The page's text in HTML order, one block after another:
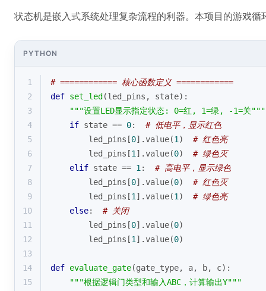
状态机是嵌入式系统处理复杂流程的利器。本项目的游戏
PYTHON
1
# ============ 核心函数定义 ============
2
def set_led (led_pins, state):
3
"""设置LED显示指定状态: 0=红, 1=绿, -1=关"""
4
if state == 0: # 低电平，显示红色
5
        led_pins[
0].value(1 ) # 红色亮
6
        led_pins[
1 ].value(0) # 绿色灭
7
elif state == 1 : # 高电平，显示绿色
8
        led_pins[
0].value(0) # 红色灭
9
        led_pins[
1 ].value(1 ) # 绿色亮
10
else: # 关闭
11
        led_pins[
0].value(0)
12
        led_pins[
1 ].value(0)
13
14
def evaluate_gate(gate_type, a, b, c):
15
"""根据逻辑门类型和输入ABC，计算输出Y"""